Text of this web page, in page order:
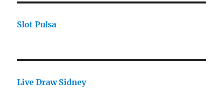
Slot Pulsa
Live Draw Sidney